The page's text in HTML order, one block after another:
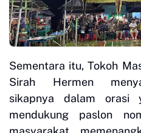
Sementara itu, Tokoh
Sirah Hermen
sikapnya dalam orasi
mendukung paslon